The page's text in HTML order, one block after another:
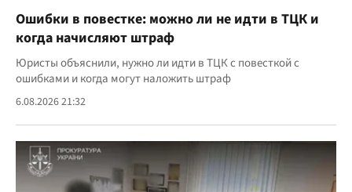
Ошибки в повестке: можно ли не идти в ТЦК и
когда начисляют штраф
Юристы объяснили, нужно ли идти в ТЦК с повесткой с
ошибками и когда могут наложить штраф
6.08.2026 21:32